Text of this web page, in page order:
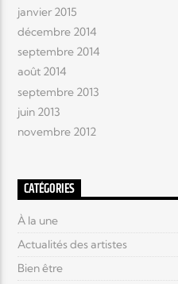
janvier 2015
décembre 2014
septembre 2014
août 2014
septembre 2013
juin 2013
novembre 2012
CATÉGORIES
À la une
Actualités des artistes
Bien être